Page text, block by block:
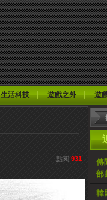
生活科技 遊戲之外 遊
傳
部
韓
點閱 931